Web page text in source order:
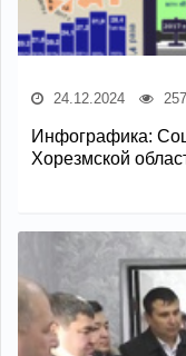
24.12.2024 257
Инфографика:
Хорезмской